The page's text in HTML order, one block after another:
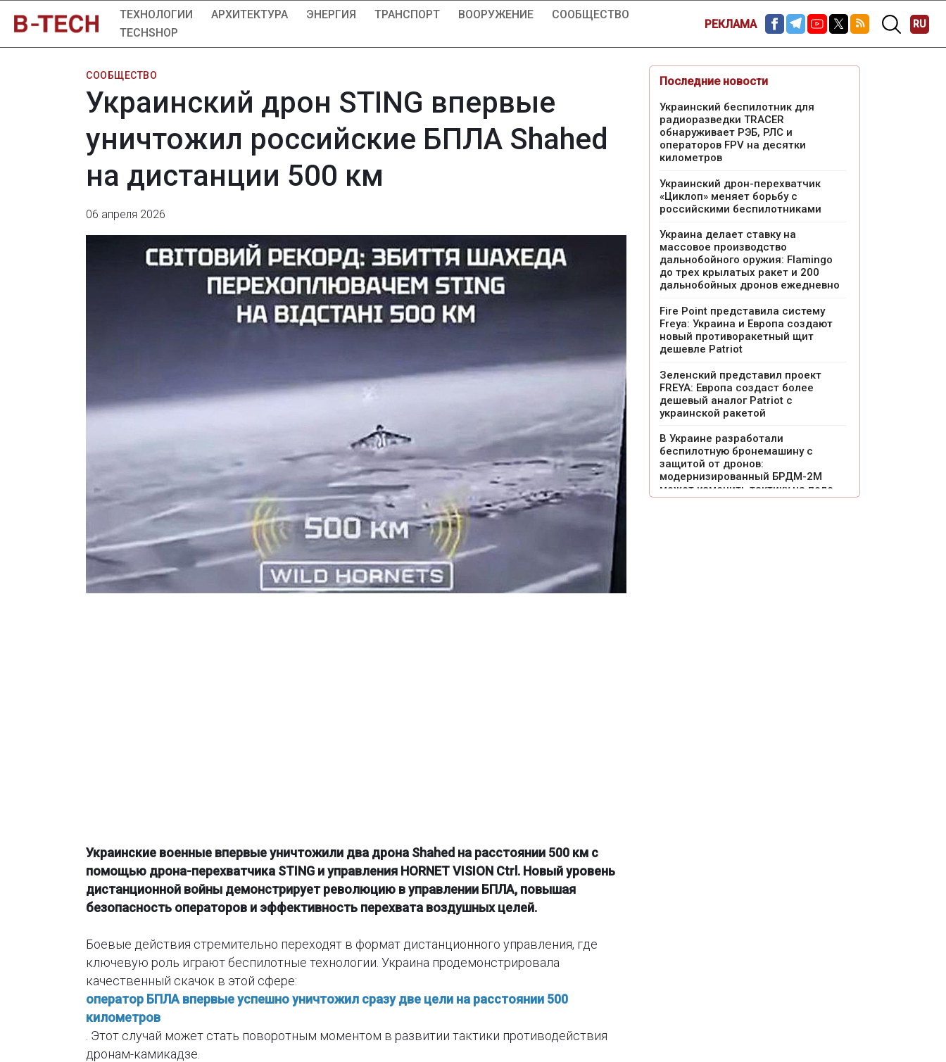
ТЕХНОЛОГИИ АРХИТЕКТУРА ЭНЕРГИЯ ТРАНСПОРТ ВООРУЖЕНИЕ
СООБЩЕСТВО
TECHSHOP
РЕКЛАМА RU
СООБЩЕСТВО
Украинский дрон STING впервые
уничтожил российские БПЛА Shahed
на дистанции 500 км
06 апреля 2026
Украинские военные впервые уничтожили два дрона Shahed на расстоянии 500 км с
помощью дрона-перехватчика STING и управления HORNET VISION Ctrl. Новый уровень
дистанционной войны демонстрирует революцию в управлении БПЛА, повышая
безопасность операторов и эффективность перехвата воздушных целей.
Боевые действия стремительно переходят в формат дистанционного управления, где
ключевую роль играют беспилотные технологии. Украина продемонстрировала
качественный скачок в этой сфере:
оператор БПЛА впервые успешно уничтожил сразу две цели на расстоянии 500
километров
. Этот случай может стать поворотным моментом в развитии тактики противодействия
дронам-камикадзе.
Последние новости
Украинский беспилотник для
радиоразведки TRACER
обнаруживает РЭБ, РЛС и
операторов FPV на десятки
километров
Украинский дрон-перехватчик
«Циклоп» меняет борьбу с
российскими беспилотниками
Украина делает ставку на
массовое производство
дальнобойного оружия: Flamingo
до трех крылатых ракет и 200
дальнобойных дронов ежедневно
Fire Point представила систему
Freya: Украина и Европа создают
новый противоракетный щит
дешевле Patriot
Зеленский представил проект
FREYA: Европа создаст более
дешевый аналог Patriot с
украинской ракетой
В Украине разработали
беспилотную бронемашину с
защитой от дронов:
модернизированный БРДМ-2М
может изменить тактику на поле
боя